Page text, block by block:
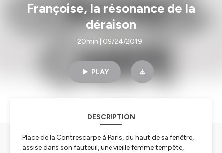
Françoise, la résonance de la
déraison
20min | 09/24/2019
PLAY
DESCRIPTION
Place de la Contrescarpe à Paris, du haut de sa fenêtre,
assise dans son fauteuil, une vieille femme tempête,